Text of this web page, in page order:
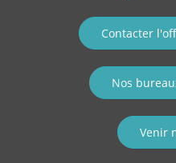
Contacter
Nos
Venir